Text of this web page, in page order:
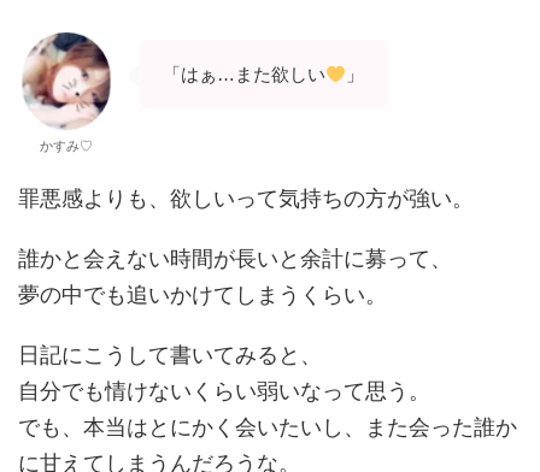
かすみ♡
「はぁ…また欲しい 」
罪悪感よりも、欲しいって気持ちの方が強い。
誰かと会えない時間が長いと余計に募って、
夢の中でも追いかけてしまうくらい。
日記にこうして書いてみると、
自分でも情けないくらい弱いなって思う。
でも、本当はとにかく会いたいし、また会った誰か
に甘えてしまうんだろうな。